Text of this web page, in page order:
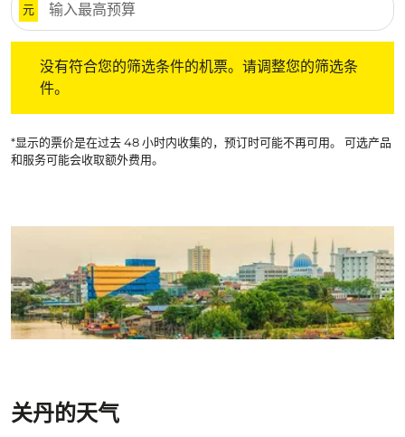
元
没有符合您的筛选条件的机票。请调整您的筛选条
件。
*显示的票价是在过去 48 小时内收集的，预订时可能不再可用。 可选产品
和服务可能会收取额外费用。
关丹的天气